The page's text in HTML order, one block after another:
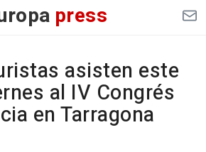
press
asisten este
al IV Congrés
en Tarragona